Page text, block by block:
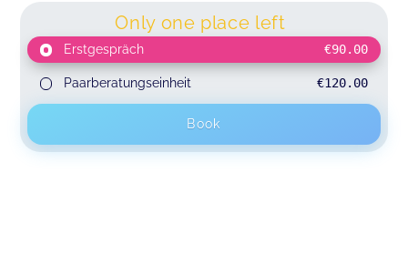
Only one place left
Erstgespräch €90.00
Paarberatungseinheit €120.00
Book